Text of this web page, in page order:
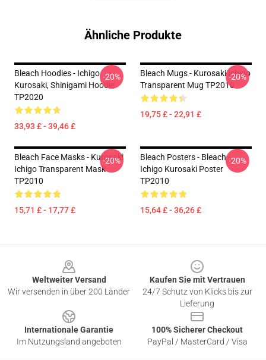
Ähnliche Produkte
Bleach Hoodies - Ichigo
Kurosaki, Shinigami Hoodie
TP2020
33,93 £ - 39,46 £
-20%
Bleach Mugs - Kurosaki Ichigo
Transparent Mug TP2010
19,75 £ - 22,91 £
-20%
Bleach Face Masks - Kurosaki
Ichigo Transparent Mask
TP2010
15,71 £ - 17,77 £
-20%
Bleach Posters - Bleach -
Ichigo Kurosaki Poster
TP2010
15,64 £ - 36,26 £
-20%
Weltweiter Versand
Wir versenden in über 200 Länder
Kaufen Sie mit Vertrauen
24/7 Schutz von Klicks bis zur
Lieferung
Internationale Garantie
Im Nutzungsland angeboten
100% Sicherer Checkout
PayPal / MasterCard / Visa